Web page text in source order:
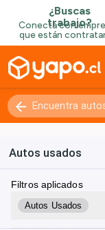
Autos usados
Filtros aplicados
Autos Usados